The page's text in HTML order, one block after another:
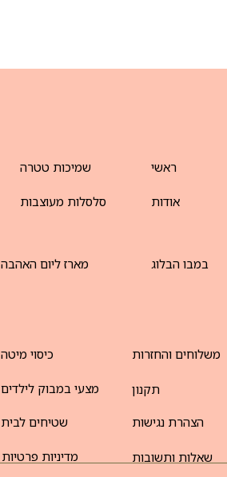
שמיכות טטרה
סלסלות מעוצבות
מארז ליום האהבה
ראשי
אודות
במבו הבלוג
כיסוי מיטה
מצעי במבוק לילדים
שטיחים לבית
מדיניות פרטיות
משלוחים והחזרות
תקנון
הצהרת נגישות
שאלות ותשובות